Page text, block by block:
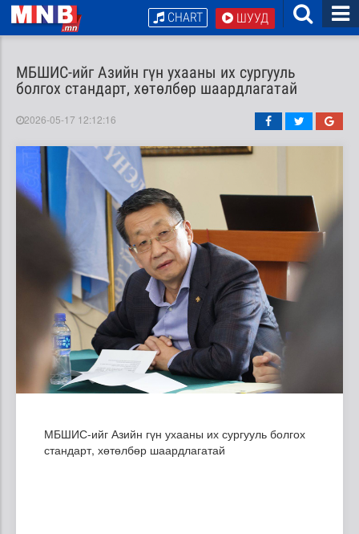
ШУУД
CHART
МБШИС-ийг Азийн гүн ухааны их сургууль
болгох стандарт, хөтөлбөр шаардлагатай
2026-05-17 12:12:16
МБШИС-ийг Азийн гүн ухааны их сургууль болгох
стандарт, хөтөлбөр шаардлагатай